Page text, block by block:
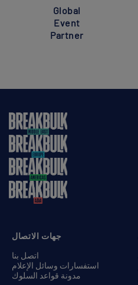
Global
Event
Partner
جهات الاتصال
اتصل بنا
استفسارات وسائل الإعلام
مدونة قواعد السلوك